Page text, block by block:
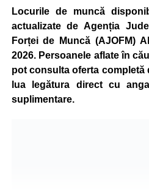
energie electrică din
energetic este acoperită prin
realizată cu ajutorul
de cogenerare.
Reprezentanții companiei
colaborarea cu autoritățile
energetic pentru a contribui la
Locurile de muncă
actualizate de Agenția
Forței de Muncă (AJOFM)
2026. Persoanele aflate în
pot consulta oferta
lua legătura direct cu
suplimentare.